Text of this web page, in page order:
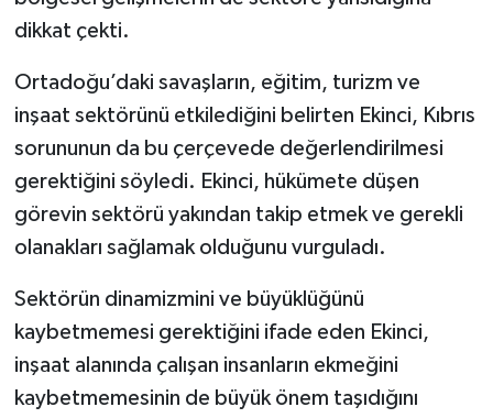
dikkat çekti.
Ortadoğu’daki savaşların, eğitim, turizm ve
inşaat sektörünü etkilediğini belirten Ekinci, Kıbrıs
sorununun da bu çerçevede değerlendirilmesi
gerektiğini söyledi. Ekinci, hükümete düşen
görevin sektörü yakından takip etmek ve gerekli
olanakları sağlamak olduğunu vurguladı.
Sektörün dinamizmini ve büyüklüğünü
kaybetmemesi gerektiğini ifade eden Ekinci,
inşaat alanında çalışan insanların ekmeğini
kaybetmemesinin de büyük önem taşıdığını